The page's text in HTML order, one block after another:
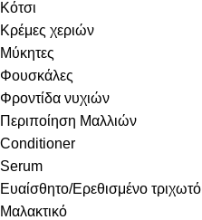
Κότσι
Κρέμες χεριών
Μύκητες
Φουσκάλες
Φροντίδα νυχιών
Περιποίηση Μαλλιών
Conditioner
Serum
Ευαίσθητο/Ερεθισμένο τριχωτό
Μαλακτικό